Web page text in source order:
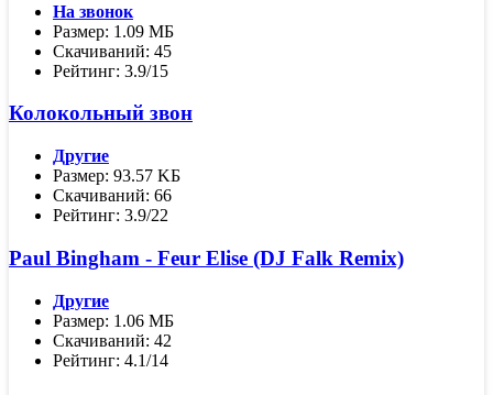
На звонок
Размер: 1.09 МБ
Скачиваний: 45
Рейтинг: 3.9/15
Колокольный звон
Другие
Размер: 93.57 KБ
Скачиваний: 66
Рейтинг: 3.9/22
Paul Bingham - Feur Elise (DJ Falk Remix)
Другие
Размер: 1.06 МБ
Скачиваний: 42
Рейтинг: 4.1/14